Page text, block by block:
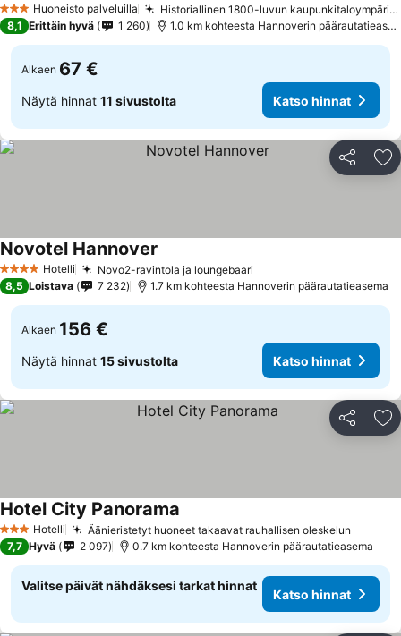
3 Tähtiluokitus
Huoneisto palveluilla Historiallinen 1800-luvun kaupunkitaloympäristö
8,1 Erittäin hyvä 1 260 1.0 km kohteesta Hannoverin päärautatieasema
Alkaen 67 €
Näytä hinnat 11 sivustolta Katso hinnat
Jaa
4 Tähtiluokitus
Hotelli Novo2-ravintola ja loungebaari
Novotel Hannover
8,5 Loistava 7 232 1.7 km kohteesta Hannoverin päärautatieasema
Alkaen 156 €
Näytä hinnat 15 sivustolta Katso hinnat
Jaa
3 Tähtiluokitus
Hotelli Äänieristetyt huoneet takaavat rauhallisen oleskelun
Hotel City Panorama
7,7 Hyvä 2 097 0.7 km kohteesta Hannoverin päärautatieasema
Valitse päivät nähdäksesi tarkat hinnat
Katso hinnat